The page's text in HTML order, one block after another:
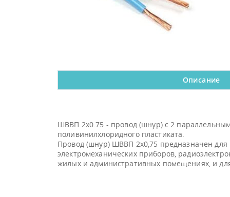
Описание
ШВВП 2х0.75 - провод (шнур) с 2
поливинилхлоридного пластиката.
Провод (шнур) ШВВП 2х0,75 предназначен для
электромеханических приборов,
жилых и административных помещениях, и